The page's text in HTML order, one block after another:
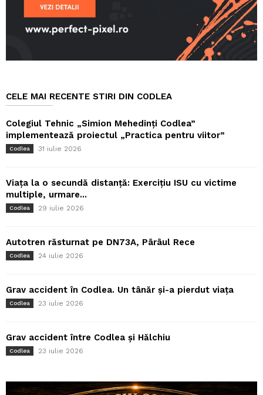
CELE MAI RECENTE STIRI DIN CODLEA
Colegiul Tehnic „Simion Mehedinți Codlea”
implementează proiectul „Practica pentru viitor”
Codlea 31 iulie 2026
Viața la o secundă distanță: Exercițiu ISU cu victime
multiple, urmare...
Codlea 29 iulie 2026
Autotren răsturnat pe DN73A, Pârâul Rece
Codlea 24 iulie 2026
Grav accident în Codlea. Un tânăr și-a pierdut viața
Codlea 23 iulie 2026
Grav accident între Codlea și Hălchiu
Codlea 23 iulie 2026